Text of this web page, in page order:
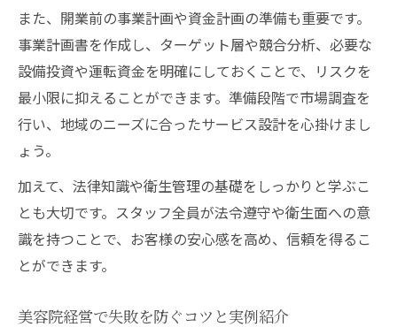
また、開業前の事業計画や資金計画の準備も重要です。
事業計画書を作成し、ターゲット層や競合分析、必要な
設備投資や運転資金を明確にしておくことで、リスクを
最小限に抑えることができます。準備段階で市場調査を
行い、地域のニーズに合ったサービス設計を心掛けまし
ょう。
加えて、法律知識や衛生管理の基礎をしっかりと学ぶこ
とも大切です。スタッフ全員が法令遵守や衛生面への意
識を持つことで、お客様の安心感を高め、信頼を得るこ
とができます。
美容院経営で失敗を防ぐコツと実例紹介